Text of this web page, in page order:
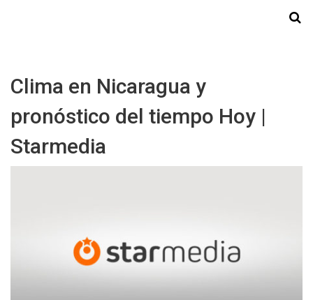
Clima en Nicaragua y
pronóstico del tiempo Hoy |
Starmedia